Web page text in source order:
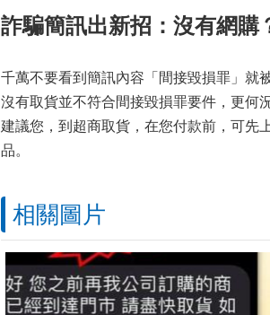
詐騙簡訊出新招：沒有網購
千萬不要看到簡訊內容「間接毀損罪」就
沒有取貨並不符合間接毀損罪要件，更何
建議您，到超商取貨，在您付款前，可先
品。
相關圖片